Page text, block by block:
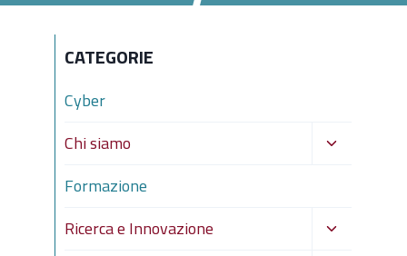
CATEGORIE
Cyber
Chi siamo
Alterna
Formazione
Ricerca e Innovazione
Alterna